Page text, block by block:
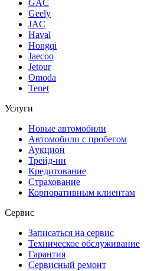
GAC
Geely
JAC
Haval
Hongqi
Jaecoo
Jetour
Omoda
Tenet
Услуги
Новые автомобили
Автомобили с пробегом
Аукцион
Трейд-ин
Кредитование
Страхование
Корпоративным клиентам
Сервис
Записаться на сервис
Техническое обслуживание
Гарантия
Сервисный ремонт